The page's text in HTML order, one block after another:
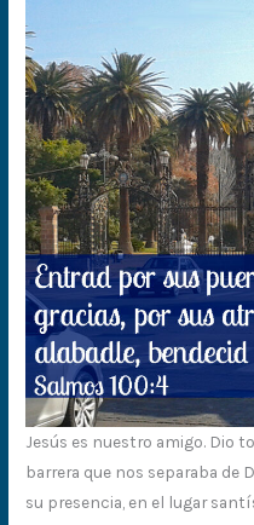
Jesús es nuestro amigo. Dio
barrera que nos separaba de
su presencia, en el lugar